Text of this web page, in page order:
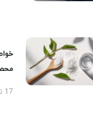
17 تیر 1405